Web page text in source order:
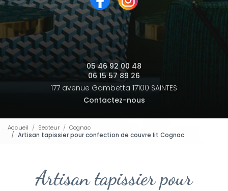
05 46 92 00 48
06 15 57 89 26
177 avenue Gambetta 17100 SAINTES
Contactez-nous
Accueil Secteur
Cognac
Artisan tapissier pour confection de couvre lit Cognac
Artisan tapissier pour